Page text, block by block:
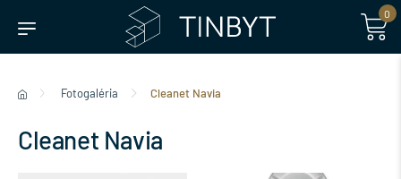
0
Fotogaléria Cleanet Navia
Cleanet Navia